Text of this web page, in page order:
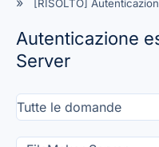
[RISOLTO]
Autenticazione
Server